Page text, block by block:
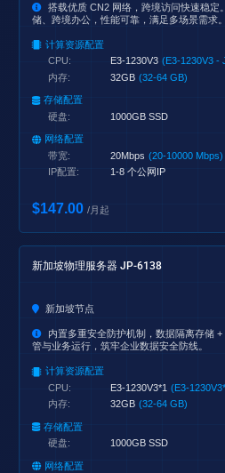
搭载优质 CN2 网络，跨境访问快速稳定
储、跨境办公，性能可靠，满足多场景需求。
计算资源配置
CPU:
E3-1230V3 (E3-1230V3 -
内存:
32GB (32-64 GB)
存储配置
硬盘:
1000GB SSD
网络配置
带宽:
20Mbps (20-10000 Mbps)
IP配置:
1-8 个公网IP
$147.00 /月起
新加坡物理服务器 JP-6138
新加坡节点
内置多重安全防护机制，数据隔离存储
管与业务运行，筑牢企业数据安全防线。
计算资源配置
CPU:
E3-1230V3*1 (E3-
内存:
32GB (32-64 GB)
存储配置
硬盘:
1000GB SSD
网络配置